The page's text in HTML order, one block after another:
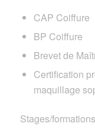
CAP Coiffure
BP Coiffure
Brevet de
Certification
maquillage
Stages/